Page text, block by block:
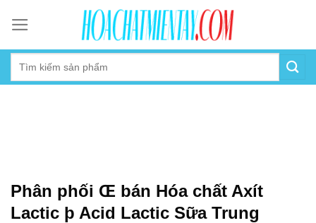
content
Phân phối Œ bán Hóa chất Axít
Lactic þ Acid Lactic Sữa Trung